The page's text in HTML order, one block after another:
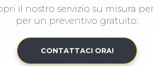
il nostro servizio su misura
per un preventivo gratuito:
CONTATTACI ORA!